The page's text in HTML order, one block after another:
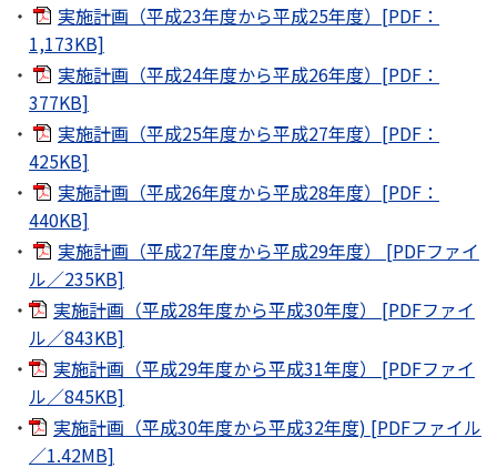
実施計画（平成23年度から平成25年度）[PDF：
1,173KB]
実施計画（平成24年度から平成26年度）[PDF：
377KB]
実施計画（平成25年度から平成27年度）[PDF：
425KB]
実施計画（平成26年度から平成28年度）[PDF：
440KB]
実施計画（平成27年度から平成29年度） [PDFファイ
ル／235KB]
実施計画（平成28年度から平成30年度） [PDFファイ
ル／843KB]
実施計画（平成29年度から平成31年度） [PDFファイ
ル／845KB]
実施計画（平成30年度から平成32年度) [PDFファイル
／1.42MB]